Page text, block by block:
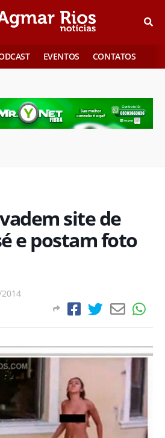
EVENTOS CONTATOS
site de
e postam foto